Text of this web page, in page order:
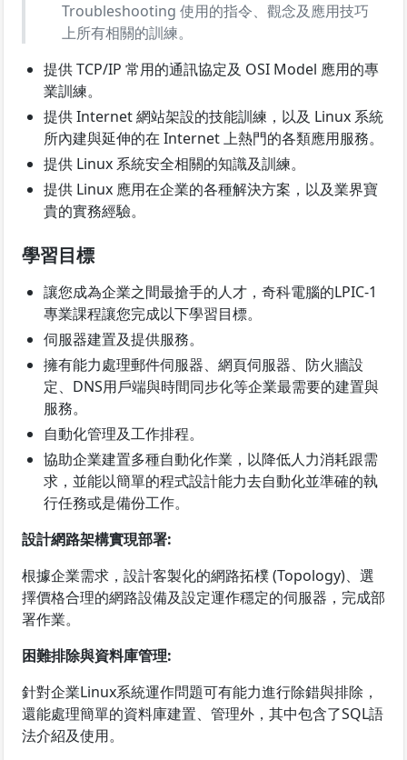
Troubleshooting 使用的指令、觀念及應用技巧
上所有相關的訓練。
提供 TCP/IP 常用的通訊協定及 OSI Model 應用的專
業訓練。
提供 Internet 網站架設的技能訓練，以及 Linux 系統
所內建與延伸的在 Internet 上熱門的各類應用服務。
提供 Linux 系統安全相關的知識及訓練。
提供 Linux 應用在企業的各種解決方案，以及業界寶
貴的實務經驗。
學習目標
讓您成為企業之間最搶手的人才，奇科電腦的LPIC-1
專業課程讓您完成以下學習目標。
伺服器建置及提供服務。
擁有能力處理郵件伺服器、網頁伺服器、防火牆設
定、DNS用戶端與時間同步化等企業最需要的建置與
服務。
自動化管理及工作排程。
協助企業建置多種自動化作業，以降低人力消耗跟需
求，並能以簡單的程式設計能力去自動化並準確的執
行任務或是備份工作。
設計網路架構實現部署:
根據企業需求，設計客製化的網路拓樸 (Topology)、選
擇價格合理的網路設備及設定運作穩定的伺服器，完成部
署作業。
困難排除與資料庫管理:
針對企業Linux系統運作問題可有能力進行除錯與排除，
還能處理簡單的資料庫建置、管理外，其中包含了SQL語
法介紹及使用。